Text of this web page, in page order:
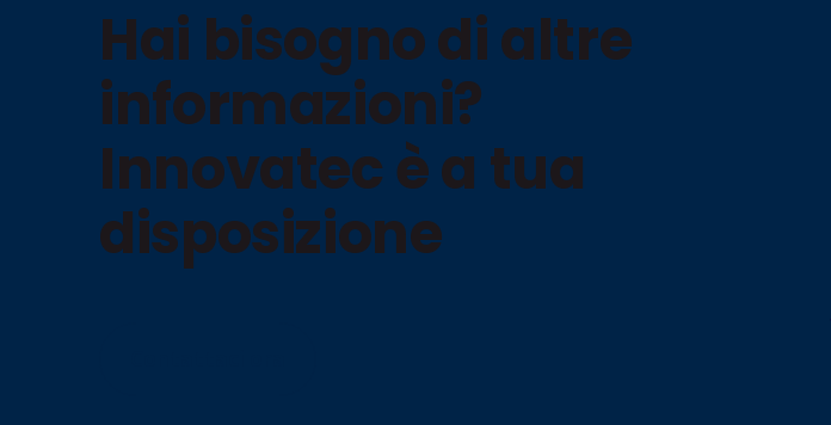
Hai bisogno di altre
informazioni?
Innovatec è a tua
disposizione